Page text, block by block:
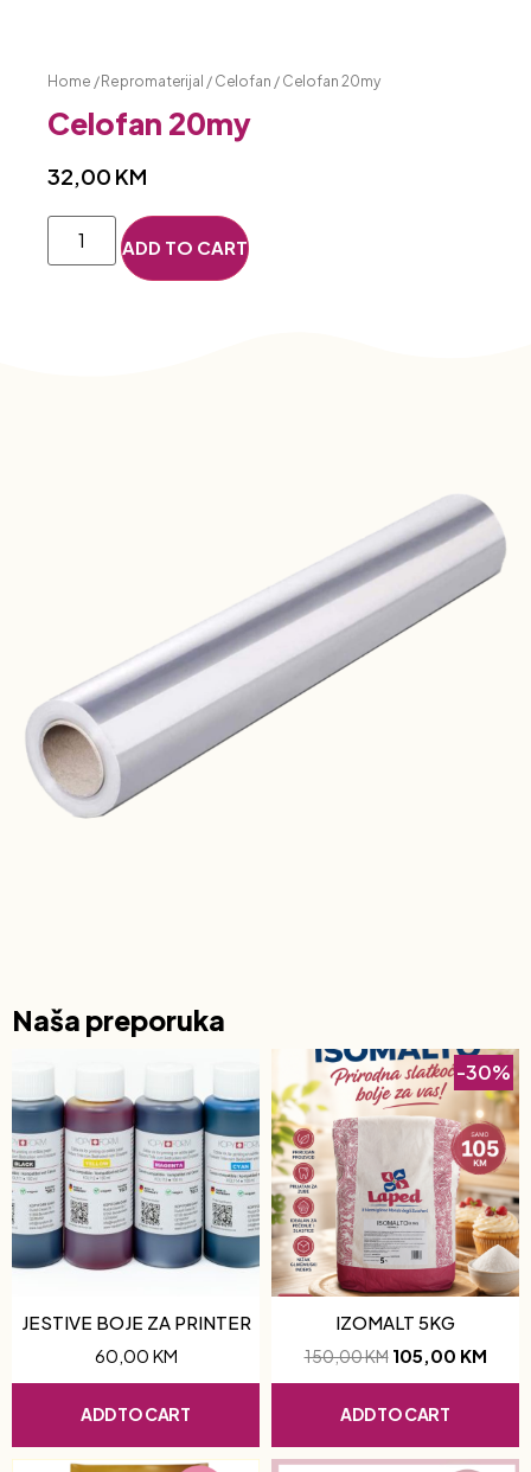
Home /Repromaterijal / Celofan / Celofan 20my
Celofan 20my
32,00 KM
ADD TO CART
Naša preporuka
JESTIVE BOJE ZA PRINTER
60,00 KM
ADD TO CART
-30%
IZOMALT 5KG
150,00KM 105,00 KM
ADD TO CART